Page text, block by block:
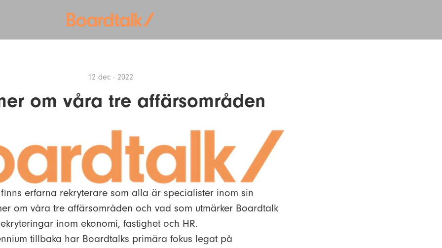
12 dec · 2022
om våra tre affärsområden
erfarna rekryterare som alla är specialister inom sin
om våra tre affärsområden och vad som utmärker Boardtalk
inom ekonomi, fastighet och HR.
tillbaka har Boardtalks primära fokus legat på